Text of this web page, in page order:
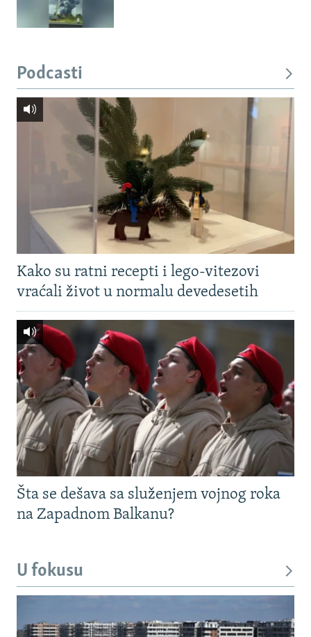
Podcasti
Kako su ratni recepti i lego-vitezovi
vraćali život u normalu devedesetih
Šta se dešava sa služenjem vojnog roka
na Zapadnom Balkanu?
U fokusu